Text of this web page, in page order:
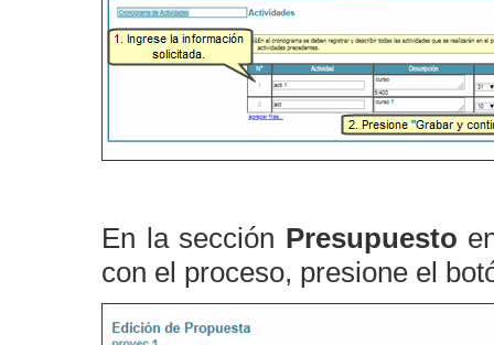
En la sección Presupuesto
con el proceso, presione el